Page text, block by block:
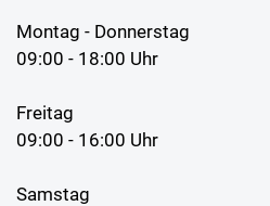
Montag - Donnerstag
09:00 - 18:00 Uhr
Freitag
09:00 - 16:00 Uhr
Samstag